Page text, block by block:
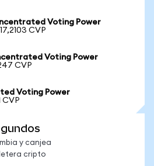
Voting Power
CVP
Voting Power
CVP
Voting Power
CVP
y canjea
cripto